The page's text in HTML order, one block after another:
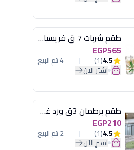
طقم شربات 7 ق فريسيا لومينارك
EGP565
4.5
(1) 4 تم البيع
اشترِ الآن
طقم برطمان 3ق ورد غطاء مينت جرين هيريفين
EGP210
4.5
(1) 2 تم البيع
اشترِ الآن